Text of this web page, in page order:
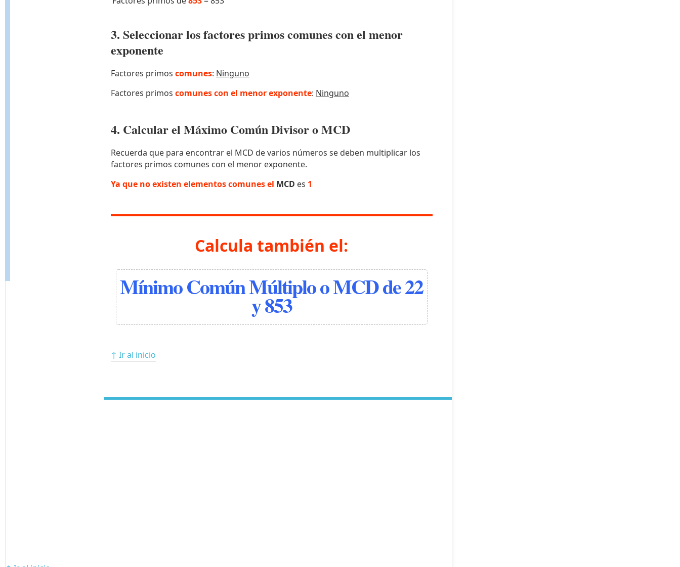
3. Seleccionar los factores primos comunes con el menor
exponente
Factores primos comunes: Ninguno
Factores primos comunes con el menor exponente: Ninguno
4. Calcular el Máximo Común Divisor o MCD
Recuerda que para encontrar el MCD de varios números se deben multiplicar los
factores primos comunes con el menor exponente.
Ya que no existen elementos comunes el MCD es 1
Calcula también el:
Mínimo Común Múltiplo o MCD de 22
y 853
↑ Ir al inicio